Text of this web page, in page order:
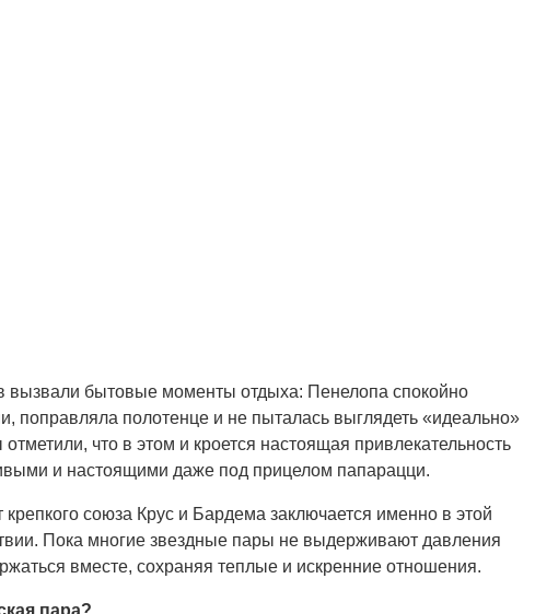
вызвали бытовые моменты отдыха: Пенелопа спокойно
поправляла полотенце и не пыталась выглядеть «идеально»
что в этом и кроется настоящая привлекательность
и настоящими даже под прицелом папарацци.
крепкого союза Крус и Бардема заключается именно в этой
Пока многие звездные пары не выдерживают давления
вместе, сохраняя теплые и искренние отношения.
пара?